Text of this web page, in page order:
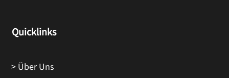
Quicklinks
> Über Uns